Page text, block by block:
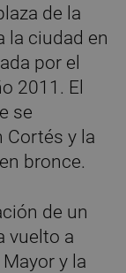
de la
la ciudad en
por el
2011. El
se
Cortés y la
bronce.
de un
vuelto a
y la